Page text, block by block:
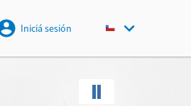
Iniciá sesión